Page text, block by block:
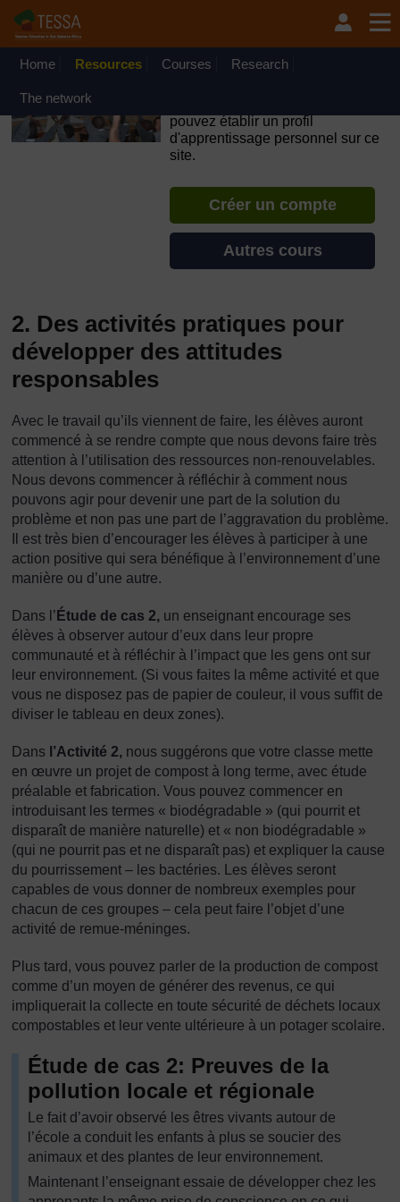
Passer au contenu principal
OpenLearn Create will be unavailable on Wednesday 12
August 2026 from 8am to 10.30am (GMT) due to routine
Home Resources Courses Research
The network
pouvez établir un profil
d'apprentissage personnel sur ce
site.
Créer un compte
Autres cours
2. Des activités pratiques pour
développer des attitudes
responsables
Avec le travail qu’ils viennent de faire, les élèves auront
commencé à se rendre compte que nous devons faire très
attention à l’utilisation des ressources non-renouvelables.
Nous devons commencer à réfléchir à comment nous
pouvons agir pour devenir une part de la solution du
problème et non pas une part de l’aggravation du problème.
Il est très bien d’encourager les élèves à participer à une
action positive qui sera bénéfique à l’environnement d’une
manière ou d’une autre.
Dans l’ Étude de cas 2, un enseignant encourage ses
élèves à observer autour d’eux dans leur propre
communauté et à réfléchir à l’impact que les gens ont sur
leur environnement. (Si vous faites la même activité et que
vous ne disposez pas de papier de couleur, il vous suffit de
diviser le tableau en deux zones).
Dans l’Activité 2, nous suggérons que votre classe mette
en œuvre un projet de compost à long terme, avec étude
préalable et fabrication. Vous pouvez commencer en
introduisant les termes « biodégradable » (qui pourrit et
disparaît de manière naturelle) et « non biodégradable »
(qui ne pourrit pas et ne disparaît pas) et expliquer la cause
du pourrissement – les bactéries. Les élèves seront
capables de vous donner de nombreux exemples pour
chacun de ces groupes – cela peut faire l’objet d’une
activité de remue-méninges.
Plus tard, vous pouvez parler de la production de compost
comme d’un moyen de générer des revenus, ce qui
impliquerait la collecte en toute sécurité de déchets locaux
compostables et leur vente ultérieure à un potager scolaire.
Étude de cas 2: Preuves de la
pollution locale et régionale
Le fait d’avoir observé les êtres vivants autour de
l’école a conduit les enfants à plus se soucier des
animaux et des plantes de leur environnement.
Maintenant l’enseignant essaie de développer chez les